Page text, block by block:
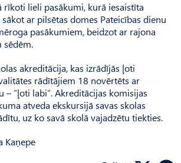
rīkoti lieli pasākumi, kurā iesaistīta
ar pilsētas domes Pateicības dienu
pasākumiem, beidzot ar rajona
sēdēm.
akreditācija, kas izrādījās ļoti
rādītājiem 18 novērtēts ar
– ”ļoti labi”. Akreditācijas komisijas
atveda ekskursijā savas skolas
uz ko savā skolā vajadzētu tiekties.
Kaņepe